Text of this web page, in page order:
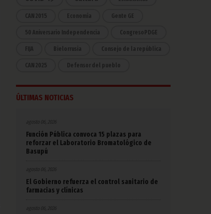
CAN 2015 Economía Gente GE
50 Aniversario Independencia CongresoPDGE
FIJA Bielorrusia Consejo de la república
CAN 2025 Defensor del pueblo
ÚLTIMAS NOTICIAS
agosto 06, 2026
Función Pública convoca 15 plazas para
reforzar el Laboratorio Bromatológico de
Basupú
agosto 06, 2026
El Gobierno refuerza el control sanitario de
farmacias y clínicas
agosto 06, 2026